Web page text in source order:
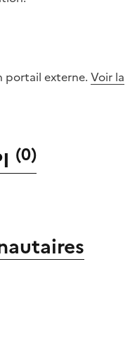
portail externe. Voir la
(0)